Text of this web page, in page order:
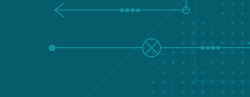
+1 978 970 1200
+852 2191 8899